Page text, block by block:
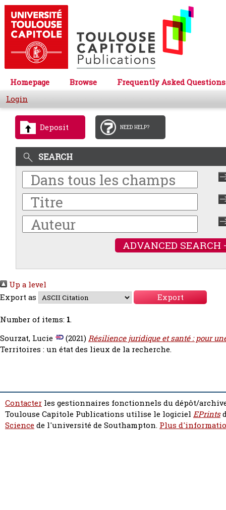
Homepage Browse
Frequently Asked Questions
Login
Deposit NEED HELP?
SEARCH
ADVANCED SEARCH
Up a level
Export as
Number of items: 1.
Sourzat, Lucie
(2021)Résilience juridique et santé : pour
Territoires : un état des lieux de la recherche.
Contacter les gestionnaires fonctionnels du dépôt/
Toulouse Capitole Publications utilise le logiciel EPrints
Sciencede l'université de Southampton. Plus